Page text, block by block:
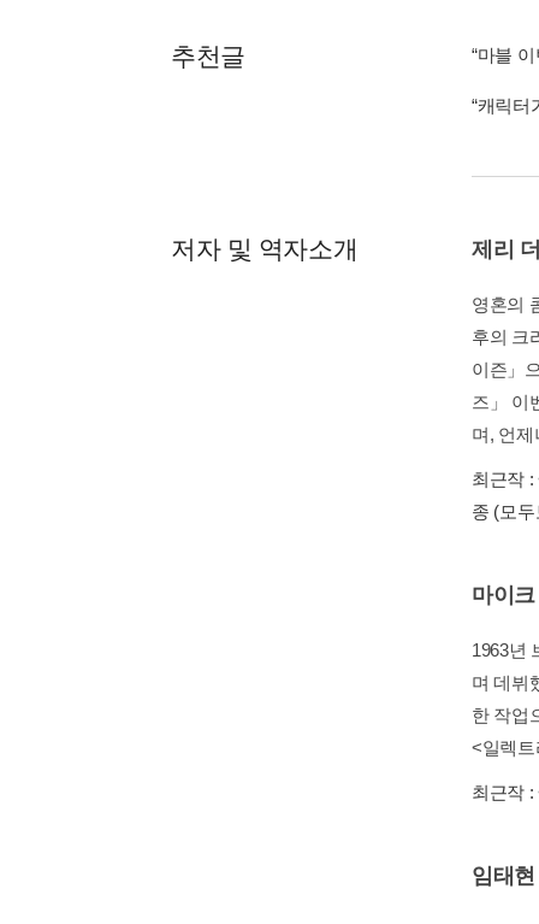
추천글 “마블
“캐릭터
저자 및 역자소개 제리
영혼의
후의 크
이즌」
즈」 이
며, 언
최근작 :
종 (모
마이
1963년
며 데뷔
한 작업
<일렉트
최근작 :
임태현